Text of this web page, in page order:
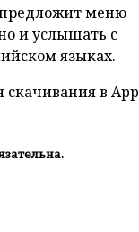
меню
и услышать с
языках.
в App